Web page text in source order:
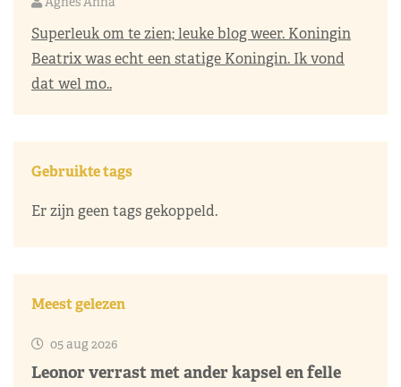
Superleuk om te zien; leuke blog weer. Koningin
Beatrix was echt een statige Koningin. Ik vond
dat wel mo..
Gebruikte tags
Er zijn geen tags gekoppeld.
Meest gelezen
05 aug 2026
Leonor verrast met ander kapsel en felle